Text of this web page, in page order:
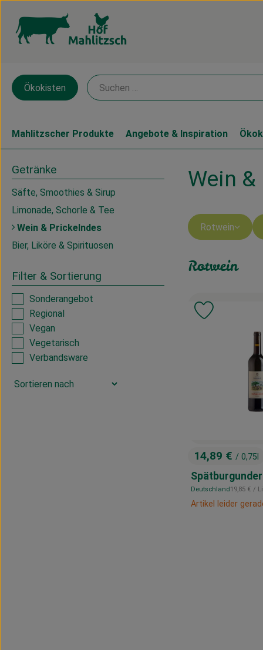
Ökokisten
Mahlitzscher Produkte Angebote & Inspiration
Getränke
Säfte, Smoothies & Sirup
Limonade, Schorle & Tee
Wein & Prickelndes
Bier, Liköre & Spirituosen
Filter & Sortierung
Sonderangebot
Regional
Vegan
Vegetarisch
Verbandsware
Wein
Rotwein
Rotwein
, Preis:
14,89 € / 0,75l
Spätburgunder
, Herkunft:
Deutschland,19,85 € /
Artikel leider
Produkt